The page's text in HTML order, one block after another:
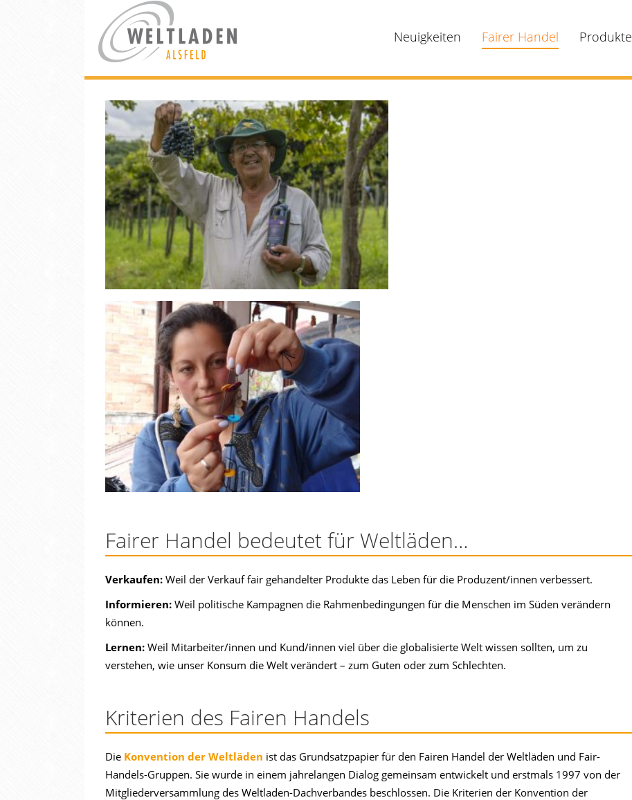
Neuigkeiten Fairer Handel Produkte
Fairer Handel bedeutet für Weltläden…
Verkaufen: Weil der Verkauf fair gehandelter Produkte das Leben für die Produzent/innen verbessert.
Informieren: Weil politische Kampagnen die Rahmenbedingungen für die Menschen im Süden verändern
können.
Lernen: Weil Mitarbeiter/innen und Kund/innen viel über die globalisierte Welt wissen sollten, um zu
verstehen, wie unser Konsum die Welt verändert – zum Guten oder zum Schlechten.
Kriterien des Fairen Handels
Die Konvention der Weltläden ist das Grundsatzpapier für den Fairen Handel der Weltläden und Fair-
Handels-Gruppen. Sie wurde in einem jahrelangen Dialog gemeinsam entwickelt und erstmals 1997 von der
Mitgliederversammlung des Weltladen-Dachverbandes beschlossen. Die Kriterien der Konvention der